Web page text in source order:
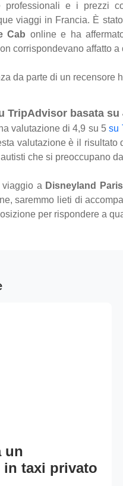
professionali e i prezzi
viaggi in Francia. È
Cab online e ha
corrispondevano affatto
da parte di un recensore
TripAdvisor basata su
valutazione di 4,9 su 5su
valutazione è il
che si preoccupano
a Disneyland Paris
saremmo lieti di
per rispondere a
un
in taxi privato